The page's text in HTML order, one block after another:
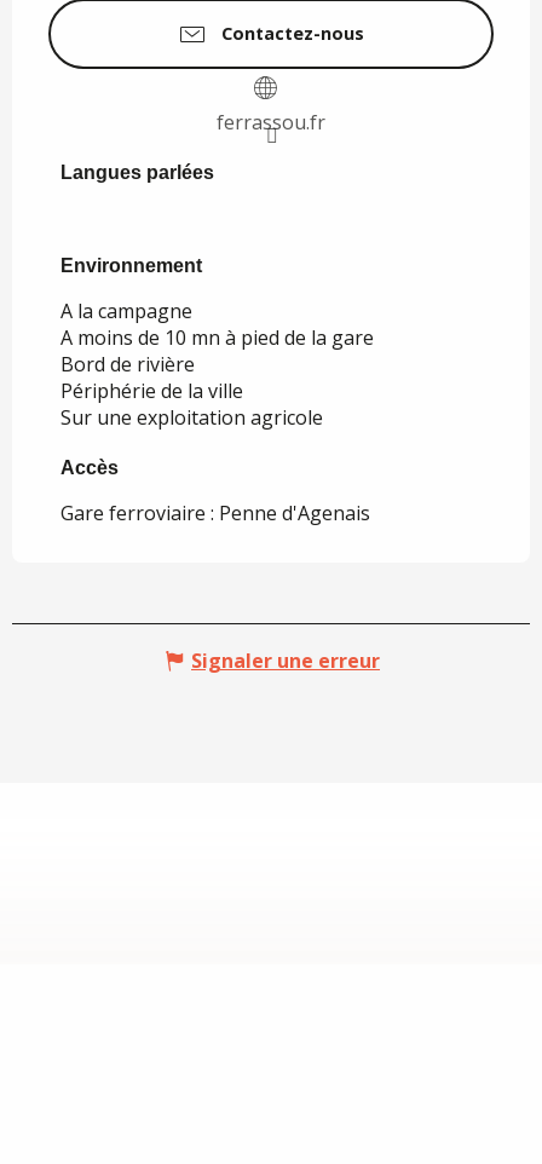
Contactez-nous
ferrassou.fr
Langues parlées
Langues parlées
Environnement
Environnement
A la campagne
A moins de 10 mn à pied de la gare
Bord de rivière
Périphérie de la ville
Sur une exploitation agricole
Accès
Accès
Gare ferroviaire : Penne d'Agenais
Signaler une erreur